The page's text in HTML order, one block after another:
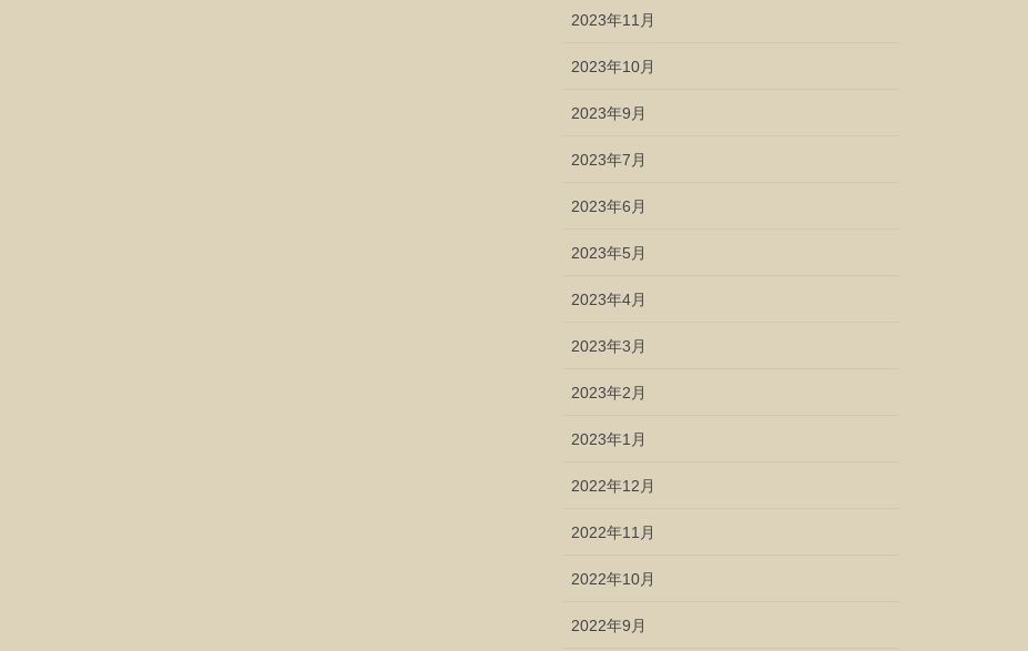
2023年11月
2023年10月
2023年9月
2023年7月
2023年6月
2023年5月
2023年4月
2023年3月
2023年2月
2023年1月
2022年12月
2022年11月
2022年10月
2022年9月